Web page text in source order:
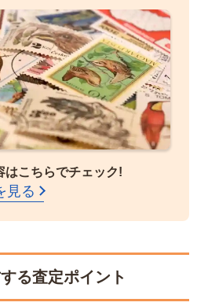
はこちらでチェック!
見る
る査定ポイント